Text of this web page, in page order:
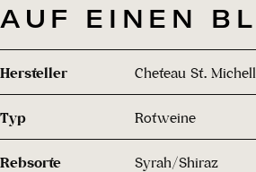
AUF EINEN
Hersteller Cheteau St.
Typ Rotweine
Rebsorte Syrah/Shiraz